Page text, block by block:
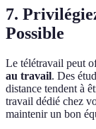
7.
Possible
Le télétravail peut
au travail. Des
distance tendent à
travail dédié chez
maintenir un bon